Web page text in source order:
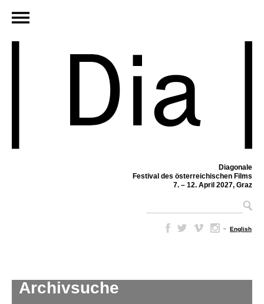
Diagonale
Festival des österreichischen Films
7. – 12. April 2027, Graz
– English
Archivsuche